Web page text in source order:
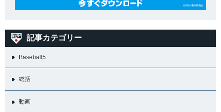
記事カテゴリー
Baseball5
総括
動画